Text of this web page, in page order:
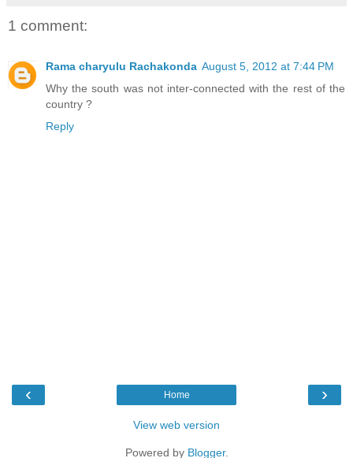
1 comment:
Rama charyulu Rachakonda August 5, 2012 at 7:44 PM
Why the south was not inter-connected with the rest of the
country ?
Reply
‹ ›
Home
View web version
Powered by Blogger.